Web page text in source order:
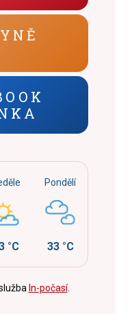
°C
Pondělí
33 °C
In-počasí.